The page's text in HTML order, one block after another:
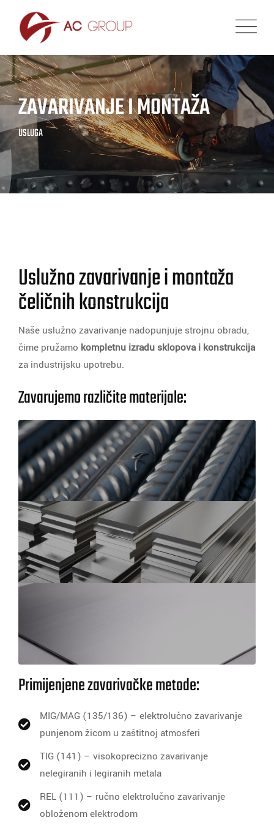
ZAVARIVANJE I MONTAŽA
USLUGA
Uslužno zavarivanje i montaža
čeličnih konstrukcija
Naše uslužno zavarivanje nadopunjuje strojnu obradu,
čime pružamo kompletnu izradu sklopova i konstrukcija
za industrijsku upotrebu.
Zavarujemo različite materijale:
Primijenjene zavarivačke metode:
MIG/MAG (135/136) – elektrolučno zavarivanje
punjenom žicom u zaštitnoj atmosferi
TIG (141) – visokoprecizno zavarivanje
nelegiranih i legiranih metala
REL (111) – ručno elektrolučno zavarivanje
obloženom elektrodom